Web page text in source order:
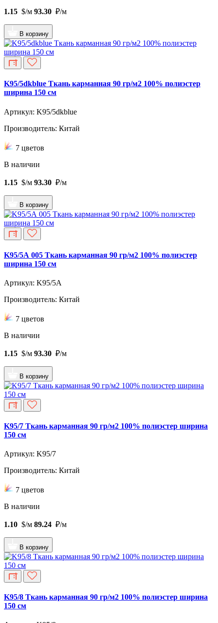
1.15 $/м 93.30 ₽/м
В корзину
K95/5dkblue Ткань карманная 90 гр/м2 100% полиэстер
ширина 150 см
Артикул: K95/5dkblue
Производитель: Китай
7 цветов
В наличии
1.15 $/м 93.30 ₽/м
В корзину
K95/5А 005 Ткань карманная 90 гр/м2 100% полиэстер
ширина 150 см
Артикул: K95/5A
Производитель: Китай
7 цветов
В наличии
1.15 $/м 93.30 ₽/м
В корзину
K95/7 Ткань карманная 90 гр/м2 100% полиэстер ширина
150 см
Артикул: K95/7
Производитель: Китай
7 цветов
В наличии
1.10 $/м 89.24 ₽/м
В корзину
K95/8 Ткань карманная 90 гр/м2 100% полиэстер ширина
150 см